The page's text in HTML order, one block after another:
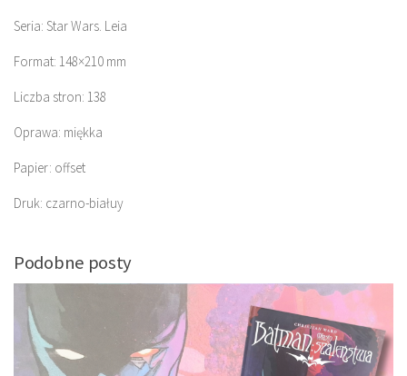
Seria: Star Wars. Leia
Format: 148×210 mm
Liczba stron: 138
Oprawa: miękka
Papier: offset
Druk: czarno-białuy
Podobne posty